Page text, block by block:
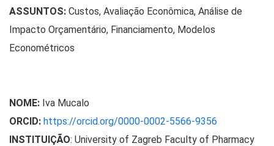
ASSUNTOS: Custos, Avaliação Econômica, Análise de
Impacto Orçamentário, Financiamento, Modelos
Econométricos
NOME: Iva Mucalo
ORCID: https://orcid.org/0000-0002-5566-9356
INSTITUIÇÃO: University of Zagreb Faculty of Pharmacy